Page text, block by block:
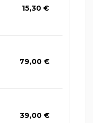
15,30 €
79,00 €
39,00 €